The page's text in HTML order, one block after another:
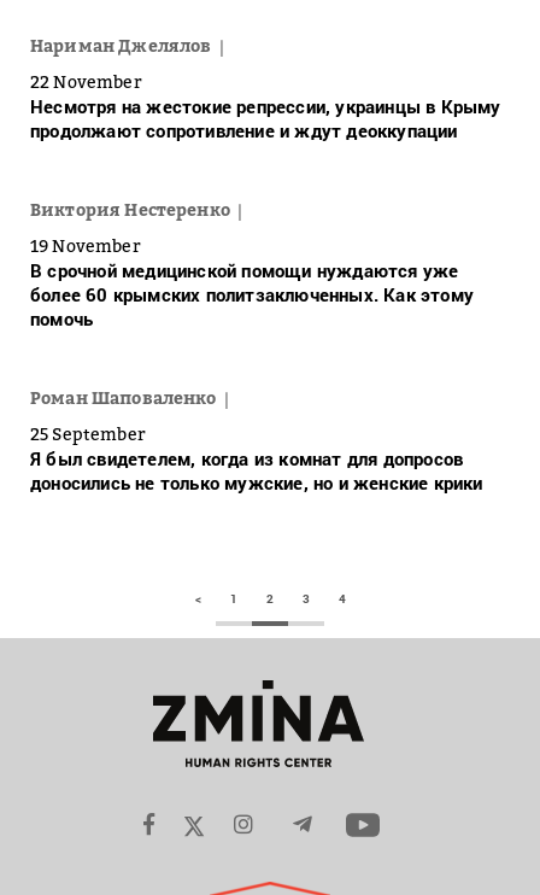
Нариман Джелялов
22 November
Несмотря на жестокие репрессии, украинцы в Крыму
продолжают сопротивление и ждут деоккупации
Виктория Нестеренко
19 November
В срочной медицинской помощи нуждаются уже
более 60 крымских политзаключенных. Как этому
помочь
Роман Шаповаленко
25 September
Я был свидетелем, когда из комнат для допросов
доносились не только мужские, но и женские крики
< 1 2 3 4